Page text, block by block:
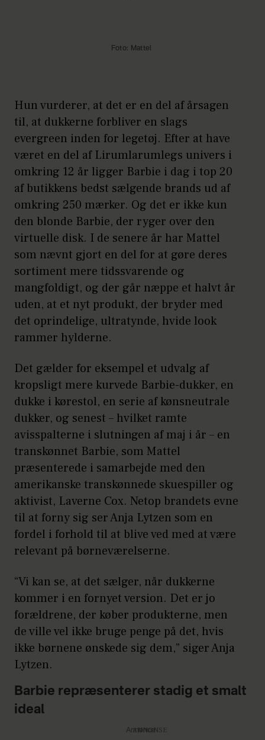
Foto: Mattel
Hun vurderer, at det er en del af årsagen
til, at dukkerne forbliver en slags
evergreen inden for legetøj. Efter at have
været en del af Lirumlarumlegs univers i
omkring 12 år ligger Barbie i dag i top 20
af butikkens bedst sælgende brands ud af
omkring 250 mærker. Og det er ikke kun
den blonde Barbie, der ryger over den
virtuelle disk. I de senere år har Mattel
som nævnt gjort en del for at gøre deres
sortiment mere tidssvarende og
mangfoldigt, og der går næppe et halvt år
uden, at et nyt produkt, der bryder med
det oprindelige, ultratynde, hvide look
rammer hylderne.
Det gælder for eksempel et udvalg af
kropsligt mere kurvede Barbie-dukker, en
dukke i kørestol, en serie af kønsneutrale
dukker, og senest – hvilket ramte
avisspalterne i slutningen af maj i år – en
transkønnet Barbie, som Mattel
præsenterede i samarbejde med den
amerikanske transkønnede skuespiller og
aktivist, Laverne Cox. Netop brandets evne
til at forny sig ser Anja Lytzen som en
fordel i forhold til at blive ved med at være
relevant på børneværelserne.
“Vi kan se, at det sælger, når dukkerne
kommer i en fornyet version. Det er jo
forældrene, der køber produkterne, men
de ville vel ikke bruge penge på det, hvis
ikke børnene ønskede sig dem,” siger Anja
Lytzen.
Barbie repræsenterer stadig et smalt
ideal
Annonce